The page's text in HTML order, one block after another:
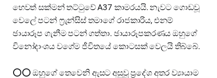
හෙවත් සක්මන් තට්ටුවේ A37 කාමරයයි. නැවට ගොඩවූ
වෙලේ පටන් ෆ්‍රැන්සිස් තමාගේ රාජකාරිය, එනම්
ඡායාරූප ගැනීම පටන් ගත්තා. ඡායාරූපකරණය ඔහුගේ
විනෝදාංශය වගේම ජීවිතයේ කොටසක් වෙලයි තිබ්බේ.
⭕⭕ ඔහුගේ තෙවෙනි ඇසට අසුවූ ප්‍රදේශ අතර ව්‍යායාම